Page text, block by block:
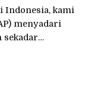
Indonesia, kami
menyadari
sekadar…